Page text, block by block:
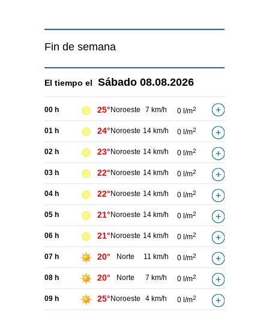
Fin de semana
El tiempo el Sábado 08.08.2026
00 h 25° Noroeste 7 km/h 0 l/m2
01 h 24° Noroeste 14 km/h 0 l/m2
02 h 23° Noroeste 14 km/h 0 l/m2
03 h 22° Noroeste 14 km/h 0 l/m2
04 h 22° Noroeste 14 km/h 0 l/m2
05 h 21° Noroeste 14 km/h 0 l/m2
06 h 21° Noroeste 14 km/h 0 l/m2
07 h 20° Norte 11 km/h 0 l/m2
08 h 20° Norte 7 km/h 0 l/m2
09 h 25° Noroeste 4 km/h 0 l/m2